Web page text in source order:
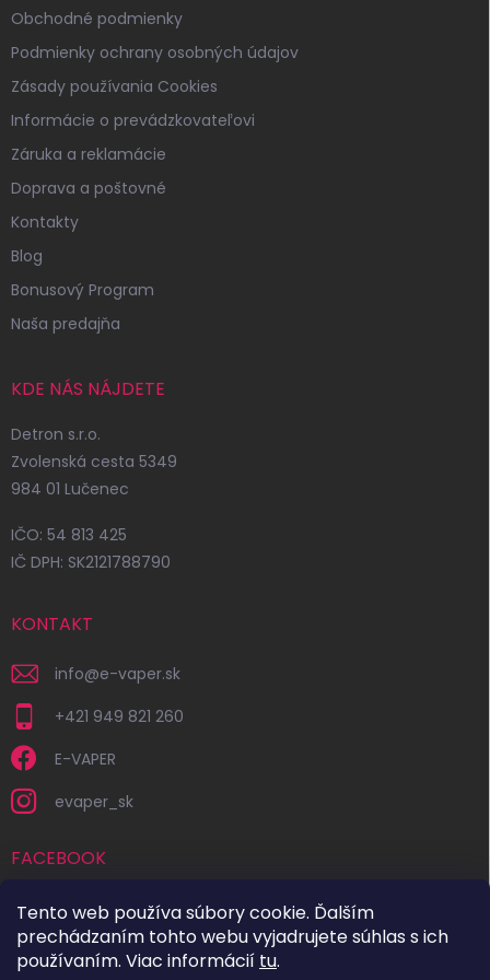
Tento web používa súbory cookie. Ďalším
prechádzaním tohto webu vyjadrujete súhlas s ich
používaním. Viac informácií tu.
Obchodné podmienky
Podmienky ochrany osobných údajov
Zásady používania Cookies
Informácie o prevádzkovateľovi
Záruka a reklamácie
Doprava a poštovné
Kontakty
Blog
Bonusový Program
Naša predajňa
KDE NÁS NÁJDETE
Detron s.r.o.
Zvolenská cesta 5349
984 01 Lučenec
IČO: 54 813 425
IČ DPH: SK2121788790
KONTAKT
info@e-vaper.sk
+421 949 821 260
E-VAPER
evaper_sk
FACEBOOK